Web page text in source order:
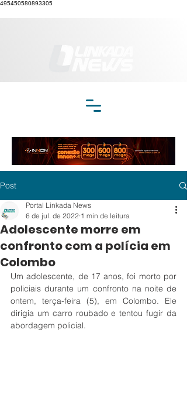
495450580893305
Post
Adolescente morre em
confronto com a polícia em
Colombo
Portal Linkada News
6 de jul. de 2022 1 min de leitura
Um adolescente, de 17 anos, foi morto por
policiais durante um confronto na noite de
ontem, terça-feira (5), em Colombo. Ele
dirigia um carro roubado e tentou fugir da
abordagem policial.